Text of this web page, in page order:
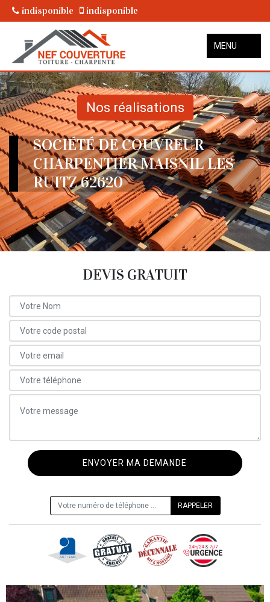
indisponible indisponible
MENU
Nos réalisations
SOCIÉTÉ DE COUVREUR
CHARPENTIER MAISNIL LES
RUITZ 62620
DEVIS GRATUIT